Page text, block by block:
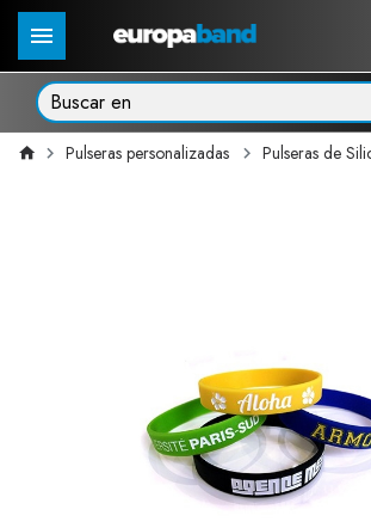
Pulseras personalizadas Pulseras de